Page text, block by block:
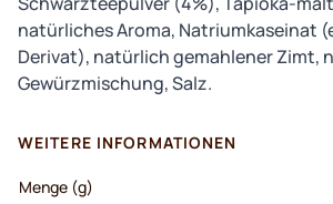
natürliches Aroma, Natriumkaseinat
Derivat), natürlich gemahlener Zimt,
Gewürzmischung, Salz.
WEITERE INFORMATIONEN
Menge (g)